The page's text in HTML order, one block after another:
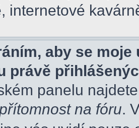
internetové
aby se
právě
panelu
na fóru.